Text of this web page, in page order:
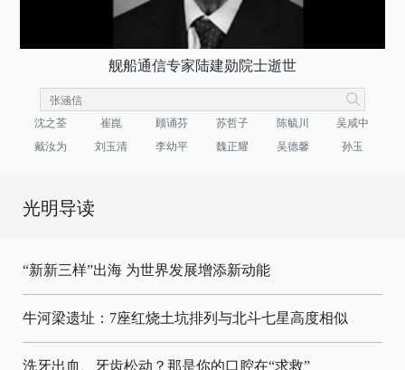
舰船通信专家陆建勋院士逝世
沈之荃 崔崑 顾诵芬 苏哲子 陈毓川
吴咸中
戴汝为
刘玉清 李幼平 魏正耀 吴德馨 孙玉
光明导读
“新新三样”出海 为世界发展增添新动能
牛河梁遗址：7座红烧土坑排列与北斗七星高度相似
洗牙出血、牙齿松动？那是你的口腔在“求救”